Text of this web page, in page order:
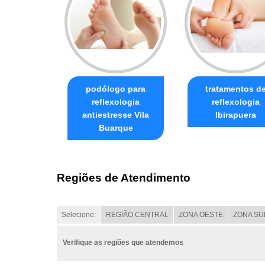
podólogo para
reflexologia
antiestresse Vila
Buarque
tratamentos
reflexologia
Ibirapuera
Regiões de Atendimento
Selecione: REGIÃO CENTRAL ZONA OESTE ZONA
Verifique as regiões que atendemos